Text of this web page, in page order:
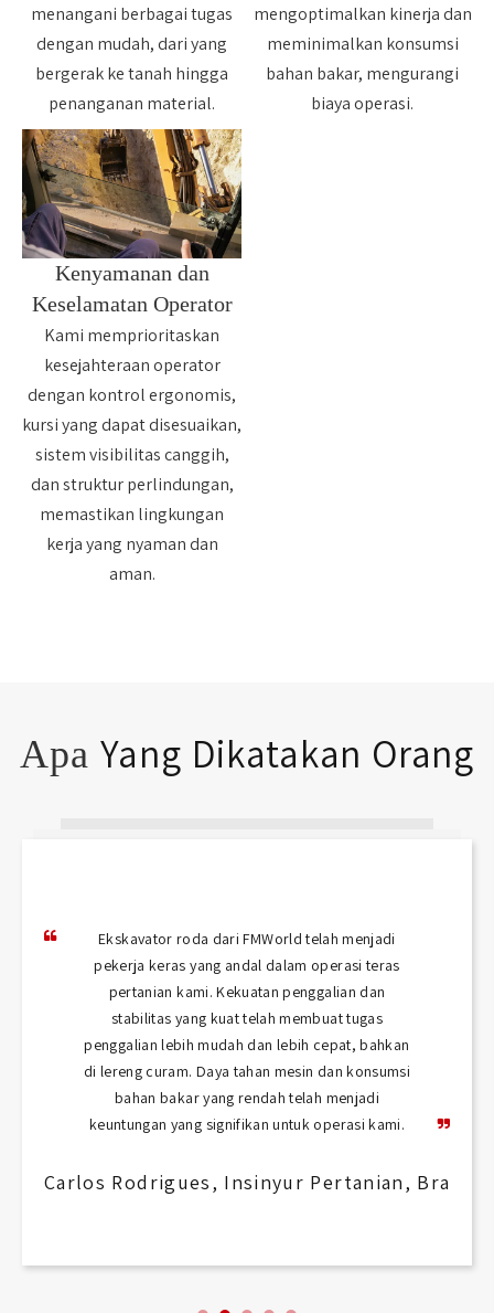
menangani berbagai tugas
dengan mudah, dari yang
bergerak ke tanah hingga
penanganan material.
mengoptimalkan kinerja dan
meminimalkan konsumsi
bahan bakar, mengurangi
biaya operasi.
Kenyamanan dan
Keselamatan Operator
Kami memprioritaskan
kesejahteraan operator
dengan kontrol ergonomis,
kursi yang dapat disesuaikan,
sistem visibilitas canggih,
dan struktur perlindungan,
memastikan lingkungan
kerja yang nyaman dan
aman.
ApaYang Dikatakan Orang
Ekskavator roda dari FMWorld telah menjadi
pekerja keras yang andal dalam operasi teras
pertanian kami. Kekuatan penggalian dan
stabilitas yang kuat telah membuat tugas
penggalian lebih mudah dan lebih cepat, bahkan
di lereng curam. Daya tahan mesin dan konsumsi
bahan bakar yang rendah telah menjadi
keuntungan yang signifikan untuk operasi kami.
Carlos Rodrigues, Insinyur Pertanian, Brasil